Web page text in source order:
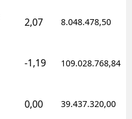
2,07 8.048.478,50
-1,19 109.028.768,84
0,00 39.437.320,00